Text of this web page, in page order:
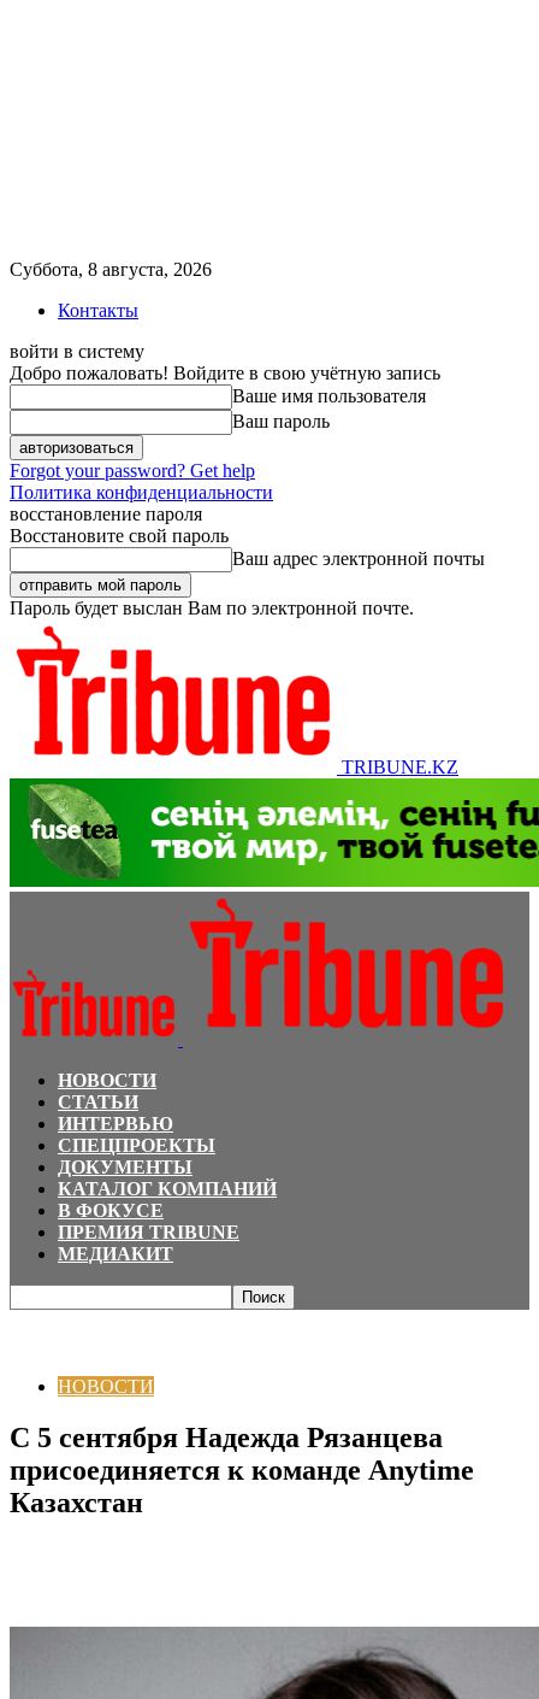
Суббота, 8 августа, 2026
Контакты
войти в систему
Добро пожаловать! Войдите в свою учётную запись
Ваше имя пользователя
Ваш пароль
Forgot your password? Get help
Политика конфиденциальности
восстановление пароля
Восстановите свой пароль
Ваш адрес электронной почты
Пароль будет выслан Вам по электронной почте.
TRIBUNE.KZ
НОВОСТИ
СТАТЬИ
ИНТЕРВЬЮ
СПЕЦПРОЕКТЫ
ДОКУМЕНТЫ
КАТАЛОГ КОМПАНИЙ
В ФОКУСЕ
ПРЕМИЯ TRIBUNE
МЕДИАКИТ
НОВОСТИ
С 5 сентября Надежда Рязанцева
присоединяется к команде Anytime
Казахстан